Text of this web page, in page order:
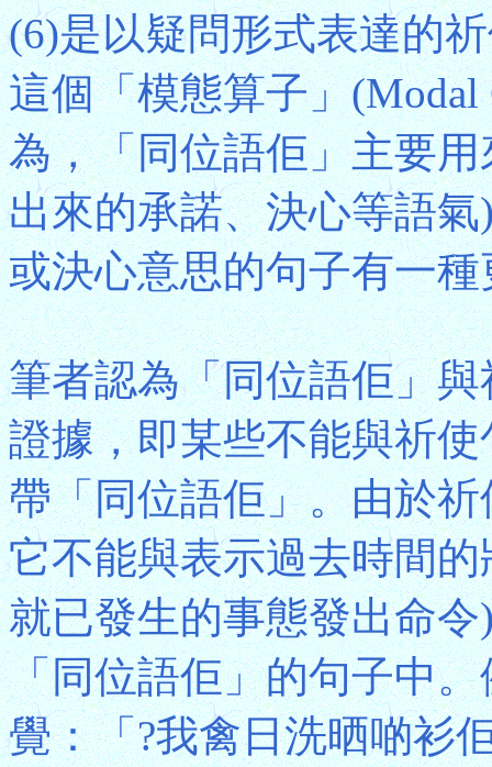
(6)是以疑問形式表達的
這個「模態算子」(Modal
為，「同位語佢」主要
出來的承諾、決心等語
或決心意思的句子有一
筆者認為「同位語佢」
證據，即某些不能與祈
帶「同位語佢」。由於
它不能與表示過去時間
就已發生的事態發出命
「同位語佢」的句子中
覺：「?我禽日洗晒啲衫